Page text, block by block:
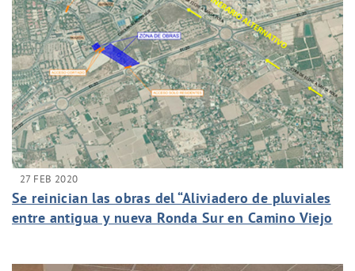
27 FEB 2020
Se reinician las obras del “Aliviadero de pluviales
entre antigua y nueva Ronda Sur en Camino Viejo